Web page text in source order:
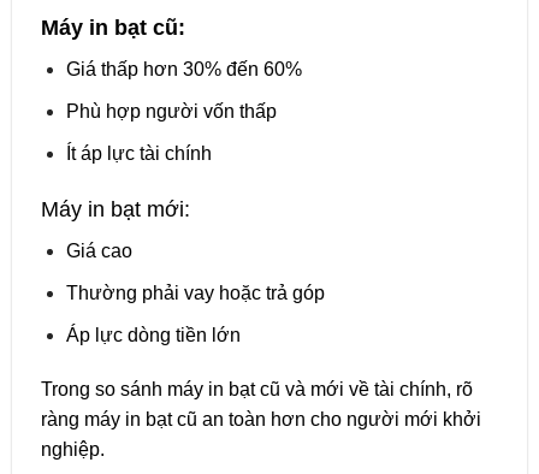
Máy in bạt cũ:
Giá thấp hơn 30% đến 60%
Phù hợp người vốn thấp
Ít áp lực tài chính
Máy in bạt mới:
Giá cao
Thường phải vay hoặc trả góp
Áp lực dòng tiền lớn
Trong so sánh máy in bạt cũ và mới về tài chính, rõ
ràng máy in bạt cũ an toàn hơn cho người mới khởi
nghiệp.